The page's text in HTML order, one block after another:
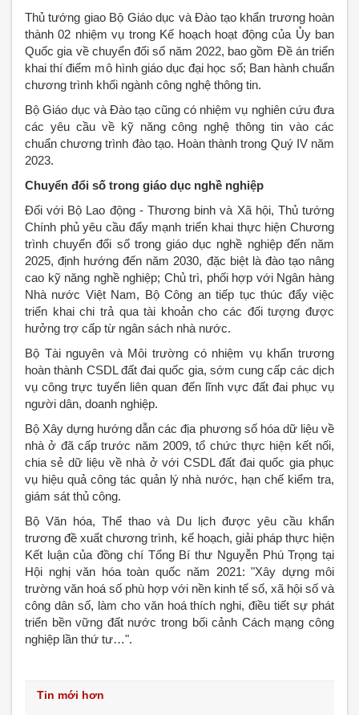
Thủ tướng giao Bộ Giáo dục và Đào tạo khẩn trương hoàn
thành 02 nhiệm vụ trong Kế hoạch hoạt động của Ủy ban
Quốc gia về chuyển đổi số năm 2022, bao gồm Đề án triển
khai thí điểm mô hình giáo dục đại học số; Ban hành chuẩn
chương trình khối ngành công nghệ thông tin.
Bộ Giáo dục và Đào tạo cũng có nhiệm vụ nghiên cứu đưa
các yêu cầu về kỹ năng công nghệ thông tin vào các
chuẩn chương trình đào tạo. Hoàn thành trong Quý IV năm
2023.
Chuyển đổi số trong giáo dục nghề nghiệp
Đối với Bộ Lao động - Thương binh và Xã hội, Thủ tướng
Chính phủ yêu cầu đẩy mạnh triển khai thực hiện Chương
trình chuyển đổi số trong giáo dục nghề nghiệp đến năm
2025, định hướng đến năm 2030, đặc biệt là đào tạo nâng
cao kỹ năng nghề nghiệp; Chủ trì, phối hợp với Ngân hàng
Nhà nước Việt Nam, Bộ Công an tiếp tục thúc đẩy việc
triển khai chi trả qua tài khoản cho các đối tượng được
hưởng trợ cấp từ ngân sách nhà nước.
Bộ Tài nguyên và Môi trường có nhiệm vụ khẩn trương
hoàn thành CSDL đất đai quốc gia, sớm cung cấp các dịch
vụ công trực tuyến liên quan đến lĩnh vực đất đai phục vụ
người dân, doanh nghiệp.
Bộ Xây dựng hướng dẫn các địa phương số hóa dữ liệu về
nhà ở đã cấp trước năm 2009, tổ chức thực hiện kết nối,
chia sẻ dữ liệu về nhà ở với CSDL đất đai quốc gia phục
vụ hiệu quả công tác quản lý nhà nước, hạn chế kiểm tra,
giám sát thủ công.
Bộ Văn hóa, Thể thao và Du lịch được yêu cầu khẩn
trương đề xuất chương trình, kế hoạch, giải pháp thực hiện
Kết luận của đồng chí Tổng Bí thư Nguyễn Phú Trọng tại
Hội nghị văn hóa toàn quốc năm 2021: "Xây dựng môi
trường văn hoá số phù hợp với nền kinh tế số, xã hội số và
công dân số, làm cho văn hoá thích nghi, điều tiết sự phát
triển bền vững đất nước trong bối cảnh Cách mạng công
nghiệp lần thứ tư…".
Tin mới hơn